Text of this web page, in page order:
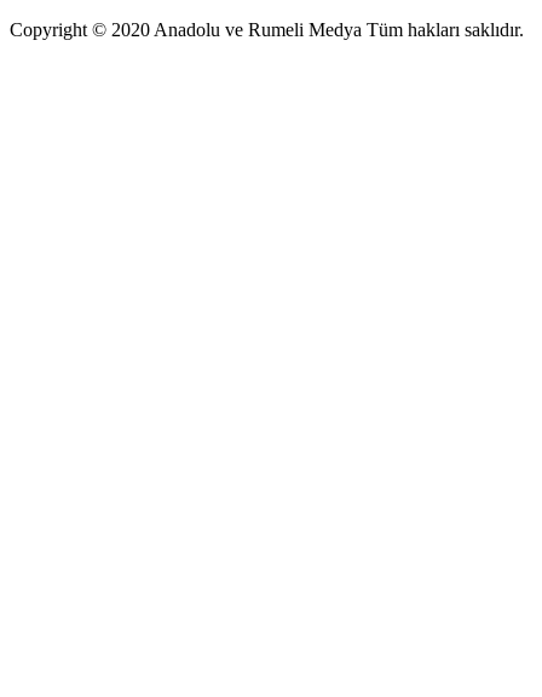
Copyright © 2020 Anadolu ve Rumeli Medya Tüm hakları saklıdır.